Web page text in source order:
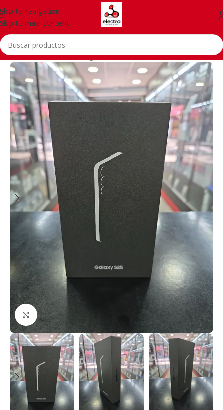
Skip to navigation
Skip to main content
Inicio/Telefonía/Samsung
Click to enlarge